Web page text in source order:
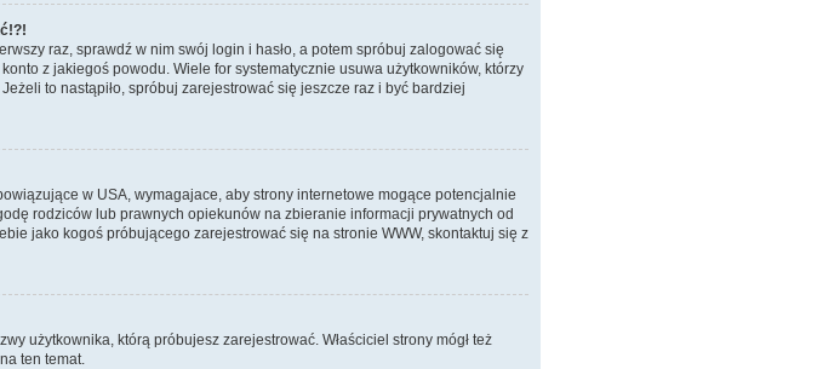
raz, sprawdź w nim swój login i hasło, a potem spróbuj zalogować się
z jakiegoś powodu. Wiele for systematycznie usuwa użytkowników, którzy
to nastąpiło, spróbuj zarejestrować się jeszcze raz i być bardziej
w USA, wymagajace, aby strony internetowe mogące potencjalnie
rodziców lub prawnych opiekunów na zbieranie informacji prywatnych od
jako kogoś próbującego zarejestrować się na stronie WWW, skontaktuj się z
użytkownika, którą próbujesz zarejestrować. Właściciel strony mógł też
ten temat.